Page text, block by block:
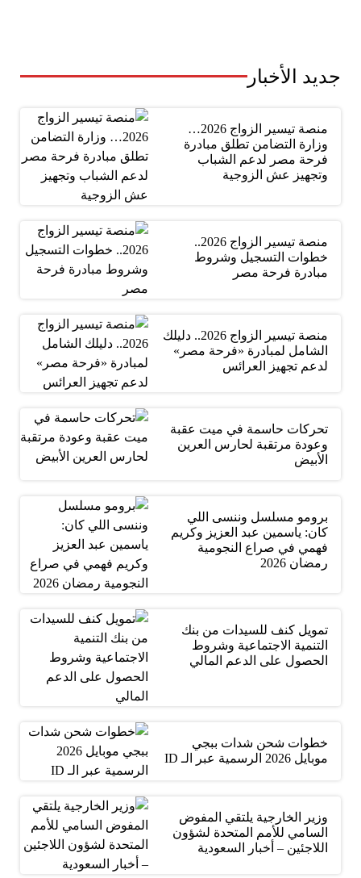
جديد الأخبار
منصة تيسير الزواج 2026…
وزارة التضامن تطلق مبادرة
فرحة مصر لدعم الشباب
وتجهيز عش الزوجية
منصة تيسير الزواج 2026..
خطوات التسجيل وشروط
مبادرة فرحة مصر
منصة تيسير الزواج 2026.. دليلك
الشامل لمبادرة «فرحة مصر»
لدعم تجهيز العرائس
تحركات حاسمة في ميت عقبة
وعودة مرتقبة لحارس العرين
الأبيض
برومو مسلسل وننسى اللي
كان: ياسمين عبد العزيز وكريم
فهمي في صراع النجومية
رمضان 2026
تمويل كنف للسيدات من بنك
التنمية الاجتماعية وشروط
الحصول على الدعم المالي
خطوات شحن شدات ببجي
موبايل 2026 الرسمية عبر الـ ID
وزير الخارجية يلتقي المفوض
السامي للأمم المتحدة لشؤون
اللاجئين – أخبار السعودية